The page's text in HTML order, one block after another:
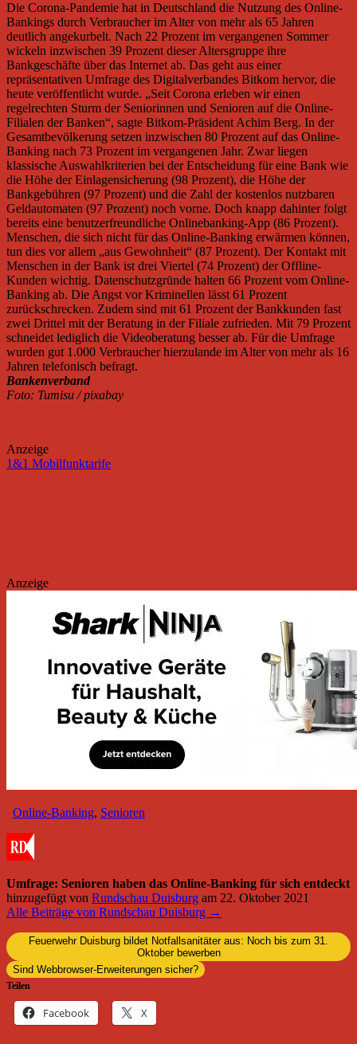
Die Corona-Pandemie hat in Deutschland die Nutzung des Online-
Bankings durch Verbraucher im Alter von mehr als 65 Jahren
deutlich angekurbelt. Nach 22 Prozent im vergangenen Sommer
wickeln inzwischen 39 Prozent dieser Altersgruppe ihre
Bankgeschäfte über das Internet ab. Das geht aus einer
repräsentativen Umfrage des Digitalverbandes Bitkom hervor, die
heute veröffentlicht wurde. „Seit Corona erleben wir einen
regelrechten Sturm der Seniorinnen und Senioren auf die Online-
Filialen der Banken“, sagte Bitkom-Präsident Achim Berg. In der
Gesamtbevölkerung setzen inzwischen 80 Prozent auf das Online-
Banking nach 73 Prozent im vergangenen Jahr. Zwar liegen
klassische Auswahlkriterien bei der Entscheidung für eine Bank wie
die Höhe der Einlagensicherung (98 Prozent), die Höhe der
Bankgebühren (97 Prozent) und die Zahl der kostenlos nutzbaren
Geldautomaten (97 Prozent) noch vorne. Doch knapp dahinter folgt
bereits eine benutzerfreundliche Onlinebanking-App (86 Prozent).
Menschen, die sich nicht für das Online-Banking erwärmen können,
tun dies vor allem „aus Gewohnheit“ (87 Prozent). Der Kontakt mit
Menschen in der Bank ist drei Viertel (74 Prozent) der Offline-
Kunden wichtig. Datenschutzgründe halten 66 Prozent vom Online-
Banking ab. Die Angst vor Kriminellen lässt 61 Prozent
zurückschrecken. Zudem sind mit 61 Prozent der Bankkunden fast
zwei Drittel mit der Beratung in der Filiale zufrieden. Mit 79 Prozent
schneidet lediglich die Videoberatung besser ab. Für die Umfrage
wurden gut 1.000 Verbraucher hierzulande im Alter von mehr als 16
Jahren telefonisch befragt.
Bankenverband
Foto: Tumisu / pixabay
Anzeige
1&1 Mobilfunktarife
Anzeige
Online-Banking, Senioren
Umfrage: Senioren haben das Online-Banking für sich entdeckt
hinzugefügt von Rundschau Duisburg am 22. Oktober 2021
Alle Beiträge von Rundschau Duisburg →
Feuerwehr Duisburg bildet Notfallsanitäter aus: Noch bis zum 31.
Oktober bewerben
Sind Webbrowser-Erweiterungen sicher?
Teilen
Facebook X